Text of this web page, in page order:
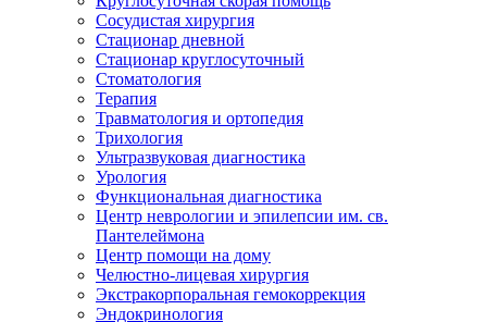
Сосудистая хирургия
Стационар дневной
Стационар круглосуточный
Стоматология
Терапия
Травматология и ортопедия
Трихология
Ультразвуковая диагностика
Урология
Функциональная диагностика
Центр неврологии и эпилепсии им. св.
Пантелеймона
Центр помощи на дому
Челюстно-лицевая хирургия
Экстракорпоральная гемокоррекция
Эндокринология